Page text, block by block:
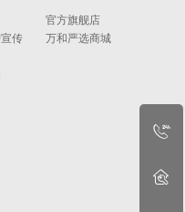
传
官方旗舰店
万和严选商城